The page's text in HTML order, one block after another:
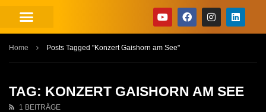
Home Posts Tagged "Konzert Gaishorn am See"
TAG: KONZERT GAISHORN AM SEE
1 BEITRÄGE